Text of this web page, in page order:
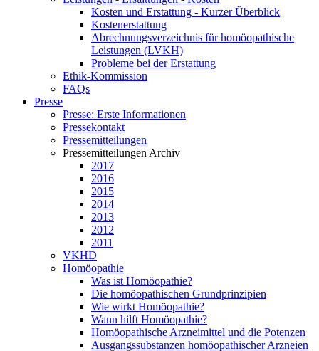
Kosten und Erstattung - Kurzer Überblick
Kostenerstattung
Abrechnungsverzeichnis für homöopathische
Leistungen (LVKH)
Probleme bei der Erstattung
Ethik-Kommission
FAQs
Presse
Presse: Erste Informationen
Pressekontakt
Pressemitteilungen
Pressemitteilungen Archiv
2017
2016
2015
2014
2013
2012
2011
VKHD
Homöopathie
Was ist Homöopathie?
Die homöopathischen Grundprinzipien
Wie wirkt Homöopathie?
Wann hilft Homöopathie?
Homöopathische Arzneimittel und die Potenzen
Ausgangssubstanzen homöopathischer Arzneien